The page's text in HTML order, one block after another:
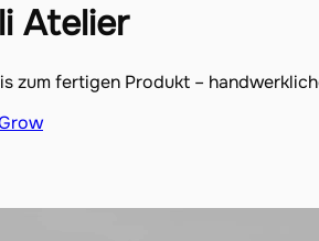
Atelier
zum fertigen Produkt –